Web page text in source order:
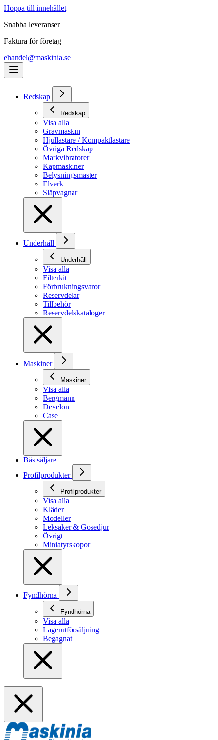
Hoppa till innehållet
Snabba leveranser
Faktura för företag
ehandel@maskinia.se
Redskap
Redskap
Visa alla
Grävmaskin
Hjullastare / Kompaktlastare
Övriga Redskap
Markvibratorer
Kapmaskiner
Belysningsmaster
Elverk
Släpvagnar
Underhåll
Underhåll
Visa alla
Filterkit
Förbrukningsvaror
Reservdelar
Tillbehör
Reservdelskataloger
Maskiner
Maskiner
Visa alla
Bergmann
Develon
Case
Bästsäljare
Profilprodukter
Profilprodukter
Visa alla
Kläder
Modeller
Leksaker & Gosedjur
Övrigt
Miniatyrskopor
Fyndhörna
Fyndhörna
Visa alla
Lagerutförsäljning
Begagnat